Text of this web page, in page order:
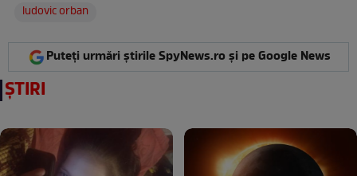
ludovic orban
Puteți urmări știrile SpyNews.ro și pe Google News
ȘTIRI